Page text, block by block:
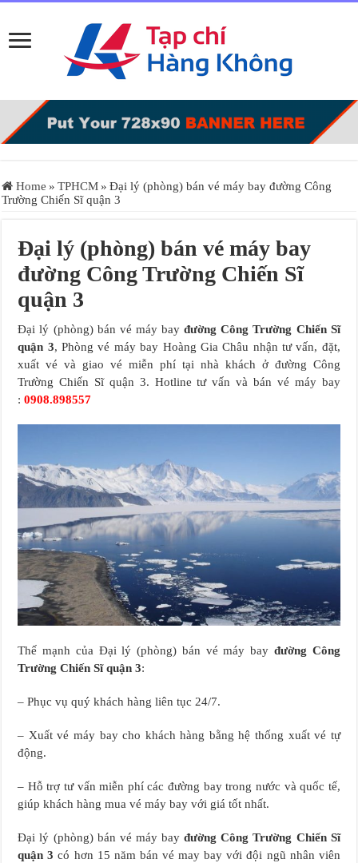
Home » TPHCM » Đại lý (phòng) bán vé máy bay đường Công
Trường Chiến Sĩ quận 3
Đại lý (phòng) bán vé máy bay
đường Công Trường Chiến Sĩ
quận 3
Đại lý (phòng) bán vé máy bayđường Công Trường Chiến Sĩ
quận 3, Phòng vé máy bay Hoàng Gia Châu nhận tư vấn, đặt,
xuất vé và giao vé miễn phí tại nhà khách ở đường Công
Trường Chiến Sĩ quận 3. Hotline tư vấn và bán vé máy bay
:0908.898557
Thế mạnh của Đại lý (phòng) bán vé máy bay đường Công
Trường Chiến Sĩ quận 3:
– Phục vụ quý khách hàng liên tục 24/7.
– Xuất vé máy bay cho khách hàng bằng hệ thống xuất vé tự
động.
– Hỗ trợ tư vấn miễn phí các đường bay trong nước và quốc tế,
giúp khách hàng mua vé máy bay với giá tốt nhất.
Đại lý (phòng) bán vé máy bayđường Công Trường Chiến Sĩ
quận 3có hơn 15 năm bán vé may bay với đội ngũ nhân viên